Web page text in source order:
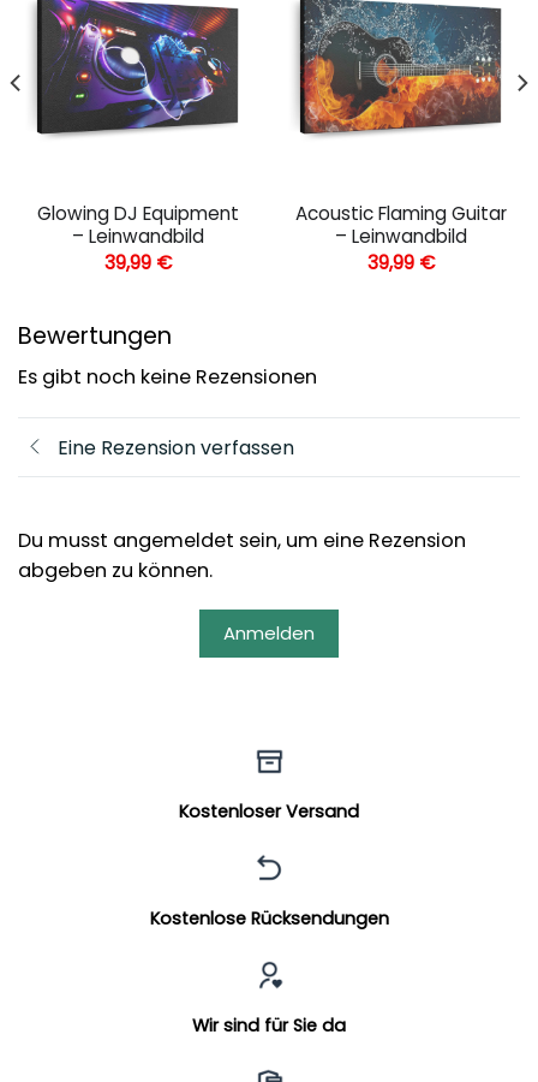
Glowing DJ Equipment
– Leinwandbild
39,99 €
Acoustic Flaming Guitar
– Leinwandbild
39,99 €
Bewertungen
Es gibt noch keine Rezensionen
Eine Rezension verfassen
Du musst angemeldet sein, um eine Rezension
abgeben zu können.
Anmelden
Kostenloser Versand
Kostenlose Rücksendungen
Wir sind für Sie da